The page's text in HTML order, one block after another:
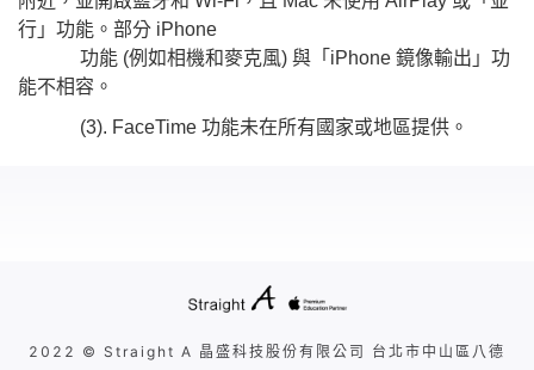
行」功能。部分 iPhone
功能 (例如相機和麥克風) 與「iPhone 鏡像輸出」功
能不相容。
(3). FaceTime 功能未在所有國家或地區提供。
2022 © Straight A 晶盛科技股份有限公司 台北市中山區八德